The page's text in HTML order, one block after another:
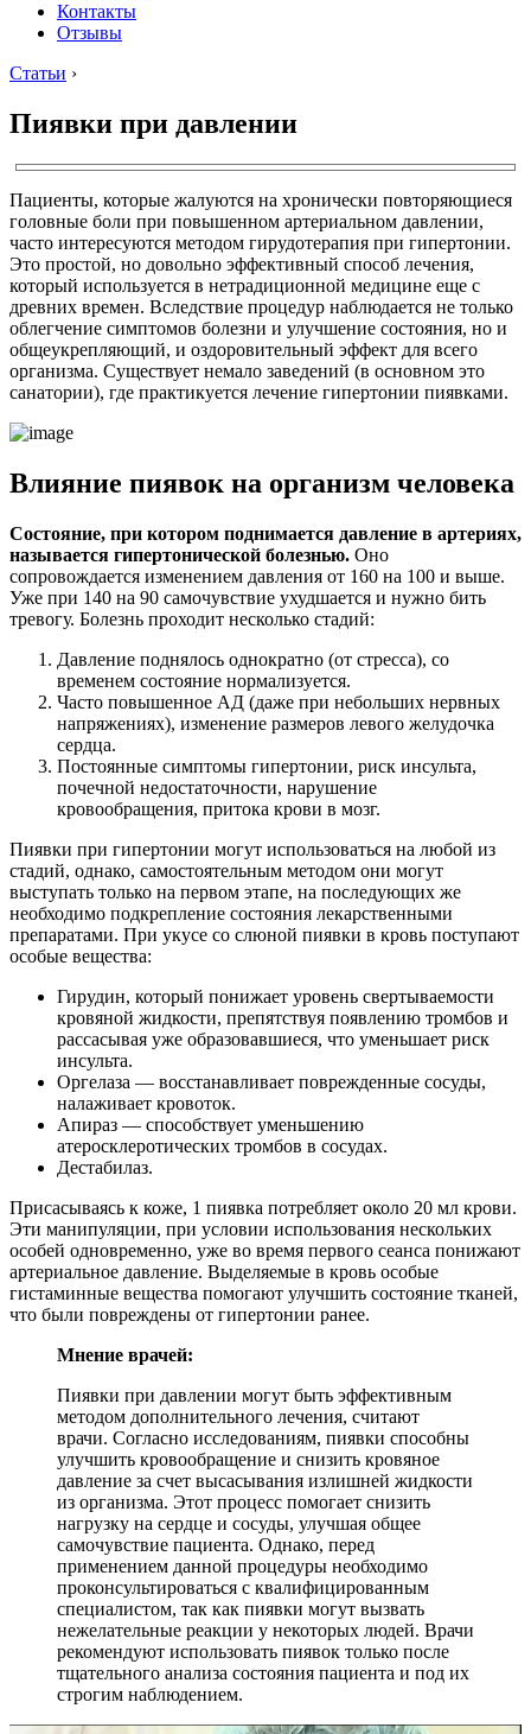
Контакты
Отзывы
Статьи ›
Пиявки при давлении
Пациенты, которые жалуются на хронически повторяющиеся
головные боли при повышенном артериальном давлении,
часто интересуются методом гирудотерапия при гипертонии.
Это простой, но довольно эффективный способ лечения,
который используется в нетрадиционной медицине еще с
древних времен. Вследствие процедур наблюдается не только
облегчение симптомов болезни и улучшение состояния, но и
общеукрепляющий, и оздоровительный эффект для всего
организма. Существует немало заведений (в основном это
санатории), где практикуется лечение гипертонии пиявками.
Влияние пиявок на организм человека
Состояние, при котором поднимается давление в артериях,
называется гипертонической болезнью. Оно
сопровождается изменением давления от 160 на 100 и выше.
Уже при 140 на 90 самочувствие ухудшается и нужно бить
тревогу. Болезнь проходит несколько стадий:
Давление поднялось однократно (от стресса), со
временем состояние нормализуется.
Часто повышенное АД (даже при небольших нервных
напряжениях), изменение размеров левого желудочка
сердца.
Постоянные симптомы гипертонии, риск инсульта,
почечной недостаточности, нарушение
кровообращения, притока крови в мозг.
Пиявки при гипертонии могут использоваться на любой из
стадий, однако, самостоятельным методом они могут
выступать только на первом этапе, на последующих же
необходимо подкрепление состояния лекарственными
препаратами. При укусе со слюной пиявки в кровь поступают
особые вещества:
Гирудин, который понижает уровень свертываемости
кровяной жидкости, препятствуя появлению тромбов и
рассасывая уже образовавшиеся, что уменьшает риск
инсульта.
Оргелаза — восстанавливает поврежденные сосуды,
налаживает кровоток.
Апираз — способствует уменьшению
атеросклеротических тромбов в сосудах.
Дестабилаз.
Присасываясь к коже, 1 пиявка потребляет около 20 мл крови.
Эти манипуляции, при условии использования нескольких
особей одновременно, уже во время первого сеанса понижают
артериальное давление. Выделяемые в кровь особые
гистаминные вещества помогают улучшить состояние тканей,
что были повреждены от гипертонии ранее.
Мнение врачей:
Пиявки при давлении могут быть эффективным
методом дополнительного лечения, считают
врачи. Согласно исследованиям, пиявки способны
улучшить кровообращение и снизить кровяное
давление за счет высасывания излишней жидкости
из организма. Этот процесс помогает снизить
нагрузку на сердце и сосуды, улучшая общее
самочувствие пациента. Однако, перед
применением данной процедуры необходимо
проконсультироваться с квалифицированным
специалистом, так как пиявки могут вызвать
нежелательные реакции у некоторых людей. Врачи
рекомендуют использовать пиявок только после
тщательного анализа состояния пациента и под их
строгим наблюдением.